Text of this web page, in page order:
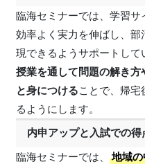
臨海セミナーでは、学習サ
効率よく実力を伸ばし、
現できるようサポートして
授業を通して問題の解き方
と身につけることで、帰宅
るようにします。
内申アップと入試での
臨海セミナーでは、
地域